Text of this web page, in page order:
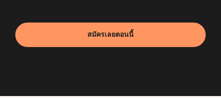
สมัครเลยตอนนี้